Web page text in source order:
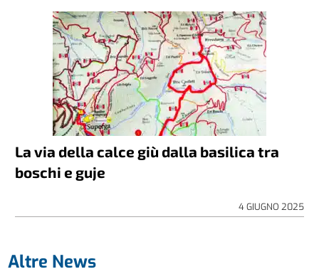
La via della calce giù dalla basilica tra
boschi e guje
4 GIUGNO 2025
Altre News